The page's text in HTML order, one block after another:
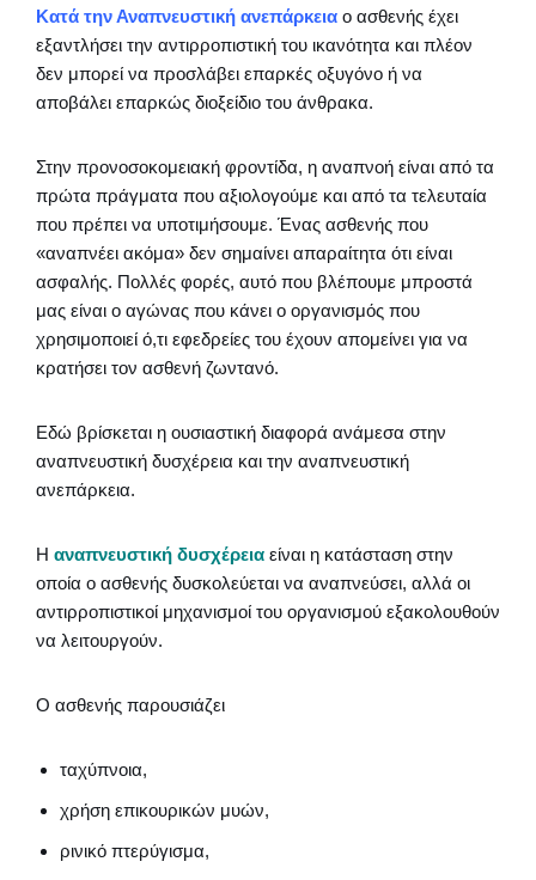
Κατά την Αναπνευστική ανεπάρκεια ο ασθενής έχει
εξαντλήσει την αντιρροπιστική του ικανότητα και πλέον
δεν μπορεί να προσλάβει επαρκές οξυγόνο ή να
αποβάλει επαρκώς διοξείδιο του άνθρακα.
Στην προνοσοκομειακή φροντίδα, η αναπνοή είναι από τα
πρώτα πράγματα που αξιολογούμε και από τα τελευταία
που πρέπει να υποτιμήσουμε. Ένας ασθενής που
«αναπνέει ακόμα» δεν σημαίνει απαραίτητα ότι είναι
ασφαλής. Πολλές φορές, αυτό που βλέπουμε μπροστά
μας είναι ο αγώνας που κάνει ο οργανισμός που
χρησιμοποιεί ό,τι εφεδρείες του έχουν απομείνει για να
κρατήσει τον ασθενή ζωντανό.
Εδώ βρίσκεται η ουσιαστική διαφορά ανάμεσα στην
αναπνευστική δυσχέρεια και την αναπνευστική
ανεπάρκεια.
Η αναπνευστική δυσχέρεια είναι η κατάσταση στην
οποία ο ασθενής δυσκολεύεται να αναπνεύσει, αλλά οι
αντιρροπιστικοί μηχανισμοί του οργανισμού εξακολουθούν
να λειτουργούν.
Ο ασθενής παρουσιάζει
ταχύπνοια,
χρήση επικουρικών μυών,
ρινικό πτερύγισμα,